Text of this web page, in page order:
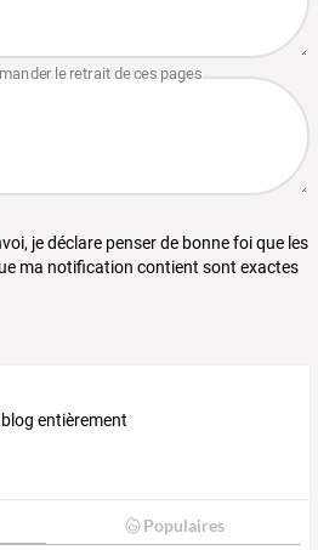
je déclare penser de bonne foi que les
ma notification contient sont exactes
entièrement
Populaires